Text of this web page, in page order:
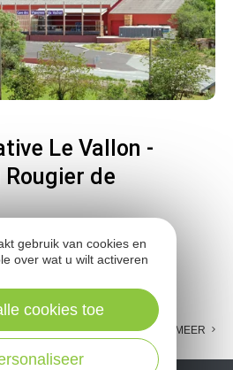
Le Vallon -
de
FACEBOOK MEER
gebruik van cookies en
over wat u wilt activeren
cookies toe